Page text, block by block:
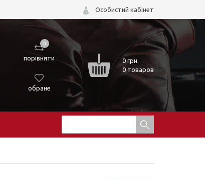
Особистий кабінет
0
порівняти
обране
0грн.
0 товаров